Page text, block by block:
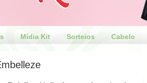
Mídia Kit Sorteios Cabelo